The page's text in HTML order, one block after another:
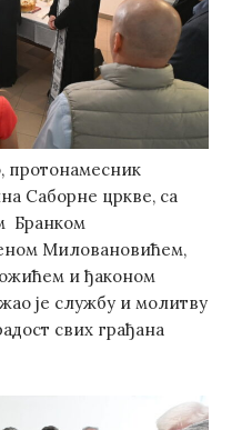
протонамесник
Саборне цркве, са
Бранком
Миловановићем,
и ђаконом
је службу и молитву
свих грађана